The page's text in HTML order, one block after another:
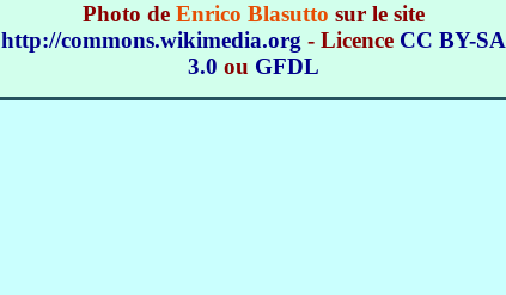
Photo de Enrico Blasutto sur le site
http://commons.wikimedia.org - Licence CC BY-SA
3.0 ou GFDL